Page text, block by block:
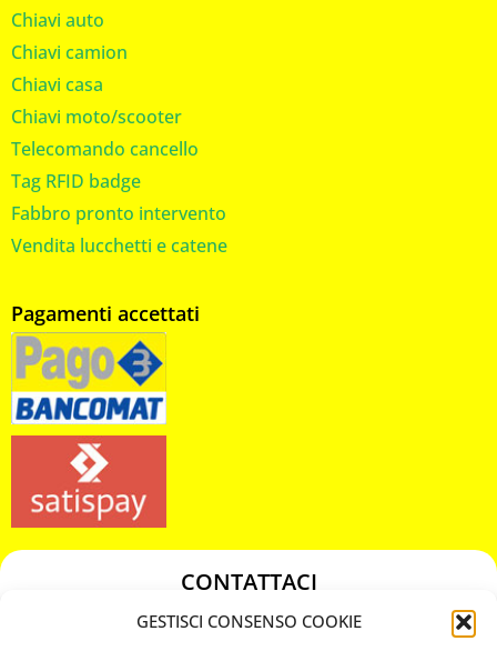
GESTISCI CONSENSO COOKIE
Chiavi auto
Chiavi camion
Chiavi casa
Chiavi moto/scooter
Telecomando cancello
Tag RFID badge
Fabbro pronto intervento
Vendita lucchetti e catene
Pagamenti accettati
CONTATTACI
349 3863811